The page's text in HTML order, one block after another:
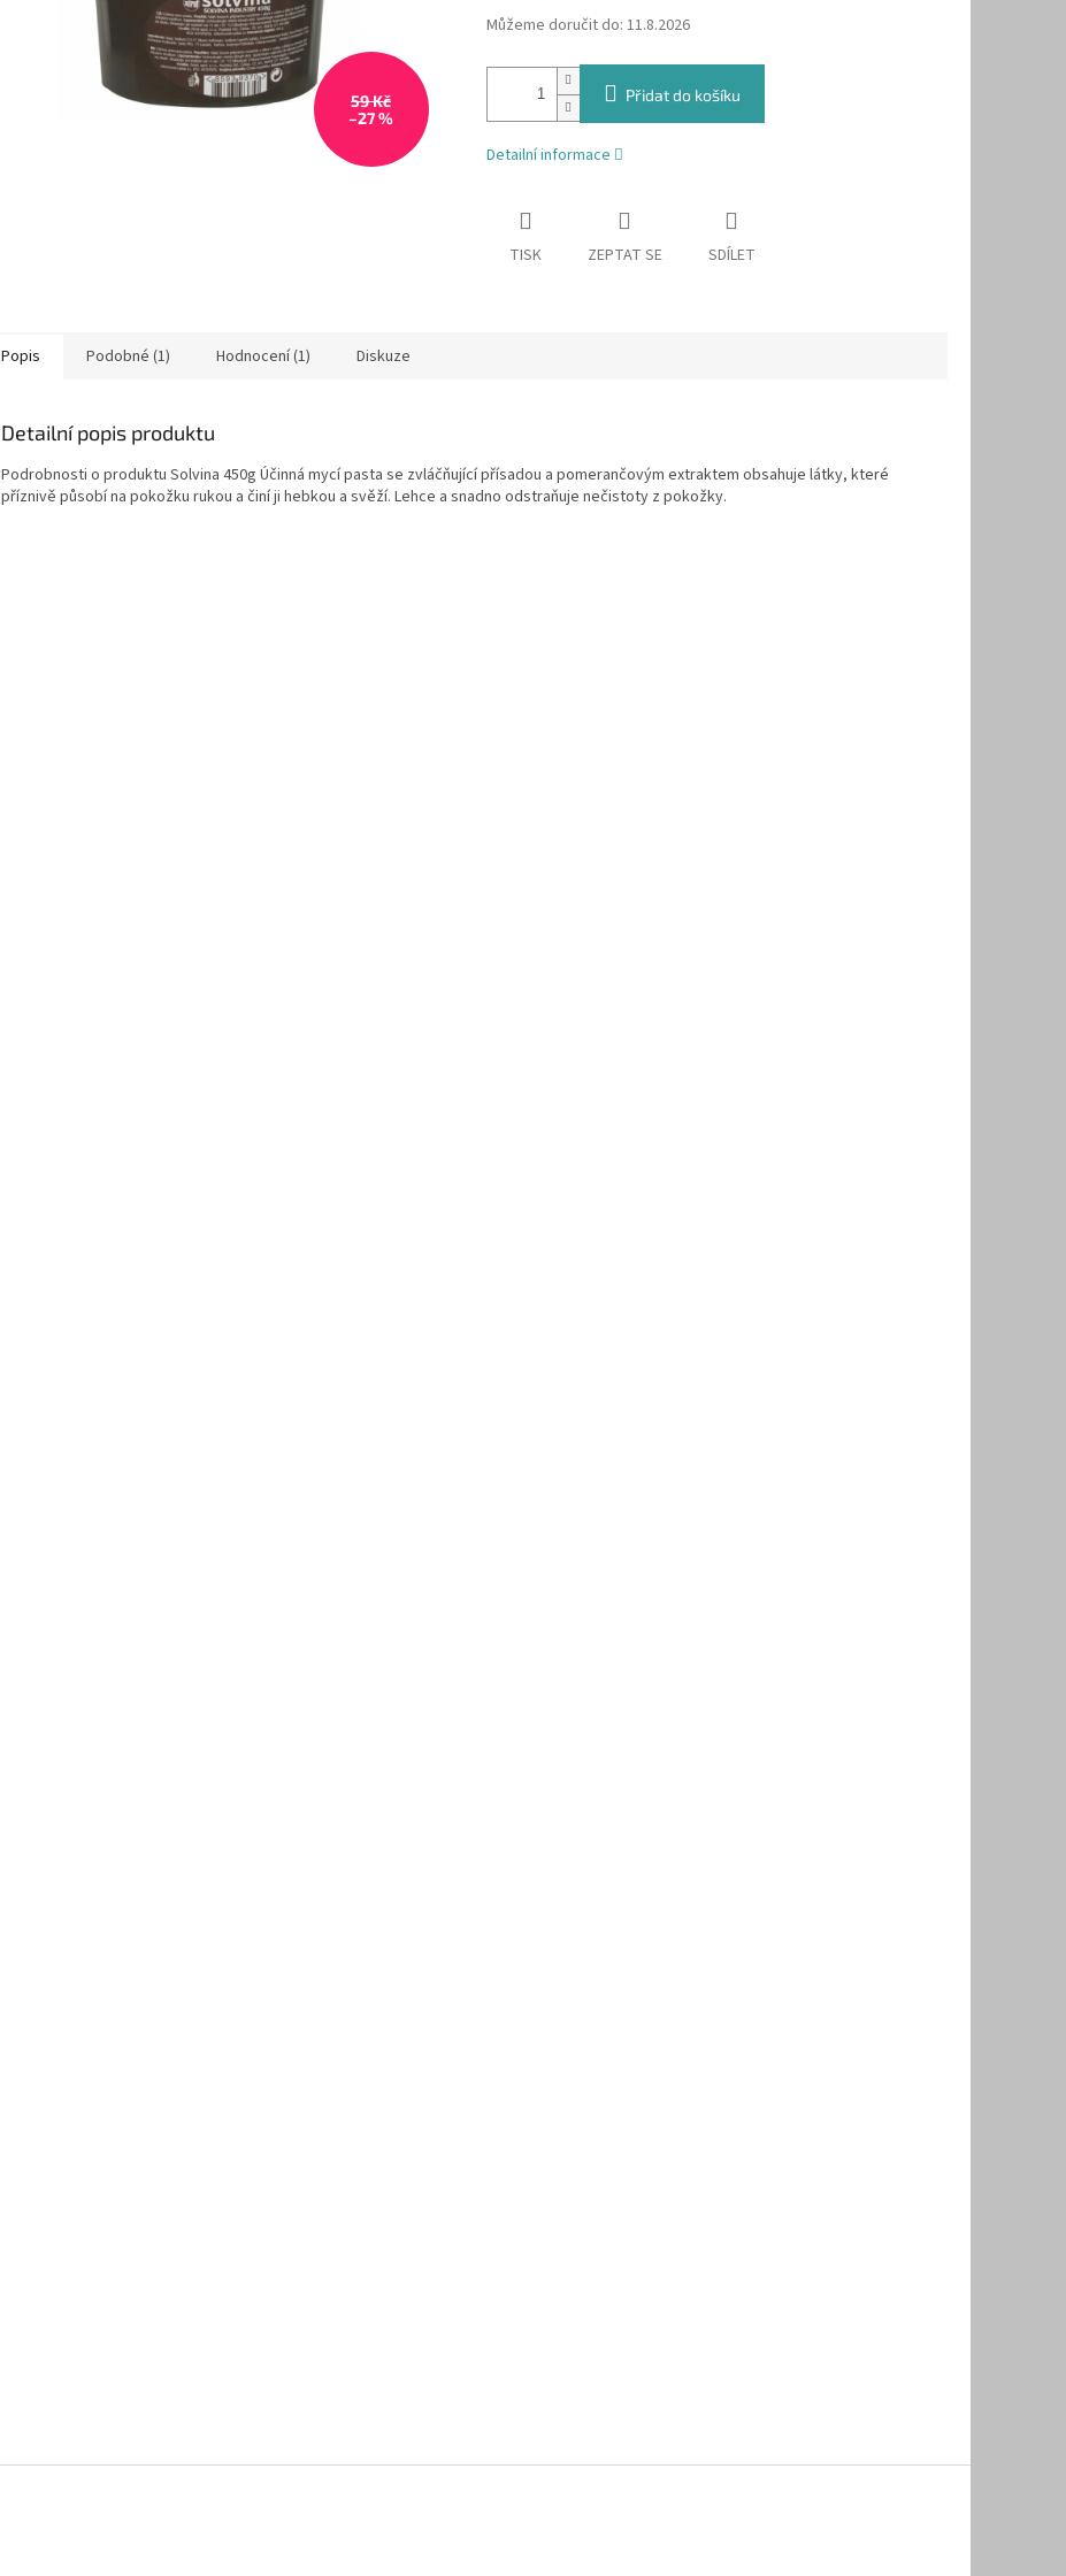
59 Kč
–27 %
Můžeme doručit do: 11.8.2026
Přidat do košíku
Detailní informace
TISK ZEPTAT SE SDÍLET
Popis Podobné (1) Hodnocení (1) Diskuze
Detailní popis produktu
Podrobnosti o produktu Solvina 450g Účinná mycí pasta se zvláčňující přísadou a pomerančovým extraktem obsahuje látky, které
příznivě působí na pokožku rukou a činí ji hebkou a svěží. Lehce a snadno odstraňuje nečistoty z pokožky.